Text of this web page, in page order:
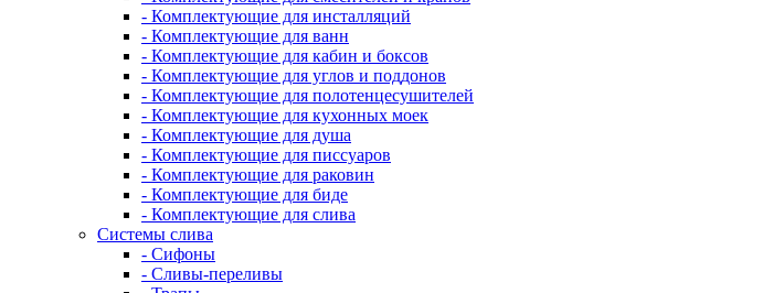
- Комплектующие для инсталляций
- Комплектующие для ванн
- Комплектующие для кабин и боксов
- Комплектующие для углов и поддонов
- Комплектующие для полотенцесушителей
- Комплектующие для кухонных моек
- Комплектующие для душа
- Комплектующие для писсуаров
- Комплектующие для раковин
- Комплектующие для биде
- Комплектующие для слива
Системы слива
- Сифоны
- Сливы-переливы